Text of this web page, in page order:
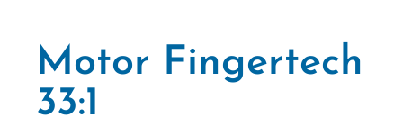
Motor Fingertech
33:1